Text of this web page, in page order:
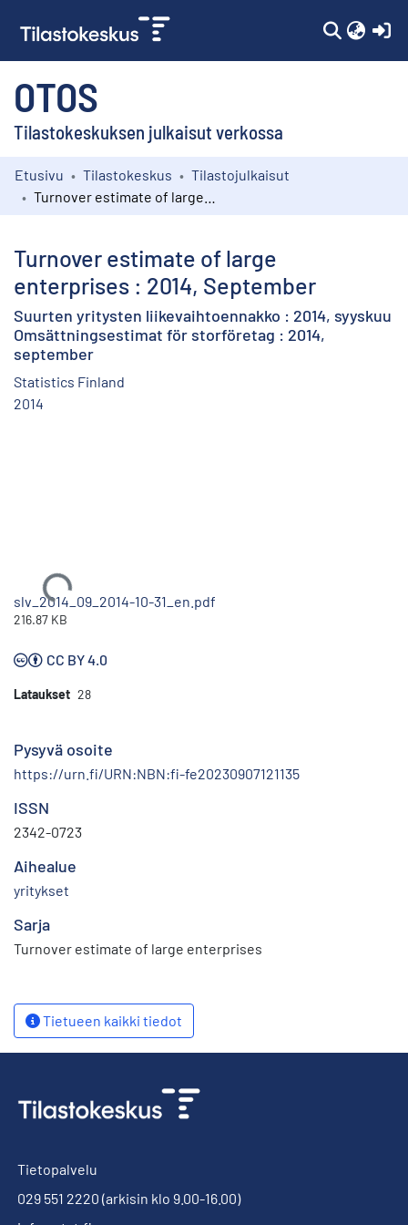
OTOS
Tilastokeskuksen julkaisut verkossa
Kokoelmat
Etusivu Tilastokeskus
Tilastojulkaisut
Turnover estimate of large
enterprises : 2014, September
Suurten yritysten liikevaihtoennakko : 2014, syyskuu
Omsättningsestimat för storföretag : 2014,
september
Statistics Finland
2014
Ladataan...
slv_2014_09_2014-10-31_en.pdf
216.87 KB
CC BY 4.0
Lataukset 28
Pysyvä osoite
https://urn.fi/URN:NBN:fi-fe20230907121135
ISSN
2342-0723
Aihealue
yritykset
Sarja
Turnover estimate of large enterprises
Tietueen kaikki tiedot
Tietopalvelu
029 551 2220 (arkisin klo 9.00-16.00)